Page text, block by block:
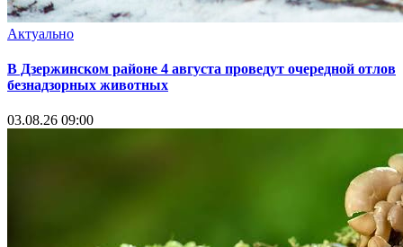
Актуально
В Дзержинском районе 4 августа проведут очередной отлов
безнадзорных животных
03.08.26 09:00